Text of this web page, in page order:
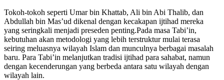
Tokoh-tokoh seperti Umar bin Khattab, Ali bin Abi Thalib, dan
Abdullah bin Mas’ud dikenal dengan kecakapan ijtihad mereka
yang seringkali menjadi preseden penting.Pada masa Tabi’in,
kebutuhan akan metodologi yang lebih terstruktur mulai terasa
seiring meluasnya wilayah Islam dan munculnya berbagai masalah
baru. Para Tabi’in melanjutkan tradisi ijtihad para sahabat, namun
dengan kecenderungan yang berbeda antara satu wilayah dengan
wilayah lain.